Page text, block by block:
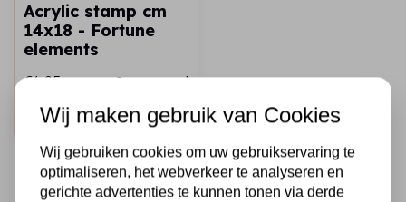
Acrylic stamp cm
14x18 - Fortune
elements
€6,95 Op voorraad
Snel toevoegen
Wij maken gebruik van Cookies
Wij gebruiken cookies om uw gebruikservaring te
optimaliseren, het webverkeer te analyseren en
gerichte advertenties te kunnen tonen via derde